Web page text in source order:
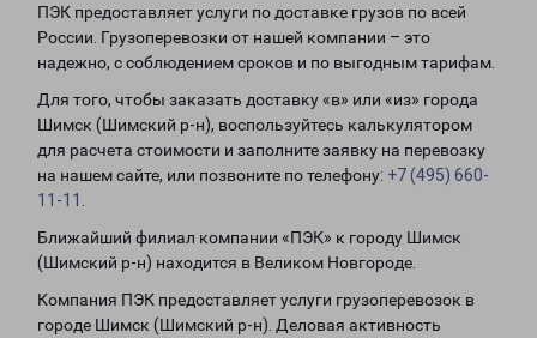
ПЭК предоставляет услуги по доставке грузов по всей
России. Грузоперевозки от нашей компании – это
надежно, с соблюдением сроков и по выгодным тарифам.
Для того, чтобы заказать доставку «в» или «из» города
Шимск (Шимский р-н), воспользуйтесь калькулятором
для расчета стоимости и заполните заявку на перевозку
на нашем сайте, или позвоните по телефону: +7 (495) 660-
11-11
Ближайший филиал компании «ПЭК» к городу Шимск
(Шимский р-н) находится в Великом Новгороде.
Компания ПЭК предоставляет услуги грузоперевозок в
городе Шимск (Шимский р-н). Деловая активность